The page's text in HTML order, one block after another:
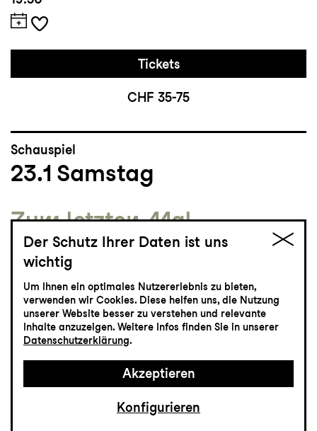
Tickets
CHF 35-75
Schauspiel
23.1 Samstag
Zum letzten Mal
Die Legende von Sleepy
Hollow
Eine Horror-Show von Philipp Löhle
Grosses Haus
19:30 - 21:50
Der Schutz Ihrer Daten ist uns
wichtig
Um Ihnen ein optimales Nutzererlebnis zu bieten,
verwenden wir Cookies. Diese helfen uns, die Nutzung
unserer Website besser zu verstehen und relevante
Inhalte anzuzeigen. Weitere Infos finden Sie in unserer
Datenschutzerklärung.
Akzeptieren
Konfigurieren